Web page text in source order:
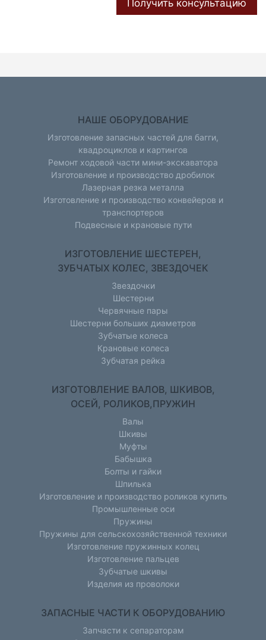
Получить консультацию
НАШЕ ОБОРУДОВАНИЕ
Изготовление запасных частей для багги,
квадроциклов и картингов
Ремонт ходовой части мини-экскаватора
Изготовление и производство дробилок
Лазерная резка металла
Изготовление и производство конвейеров и
транспортеров
Подвесные и крановые пути
ИЗГОТОВЛЕНИЕ ШЕСТЕРЕН,
ЗУБЧАТЫХ КОЛЕС, ЗВЕЗДОЧЕК
Звездочки
Шестерни
Червячные пары
Шестерни больших диаметров
Зубчатые колеса
Крановые колеса
Зубчатая рейка
ИЗГОТОВЛЕНИЕ ВАЛОВ, ШКИВОВ,
ОСЕЙ, РОЛИКОВ,ПРУЖИН
Валы
Шкивы
Муфты
Бабышка
Болты и гайки
Шпилька
Изготовление и производство роликов купить
Промышленные оси
Пружины
Пружины для сельскохозяйственной техники
Изготовление пружинных колец
Изготовление пальцев
Зубчатые шкивы
Изделия из проволоки
ЗАПАСНЫЕ ЧАСТИ К ОБОРУДОВАНИЮ
Запчасти к сепараторам